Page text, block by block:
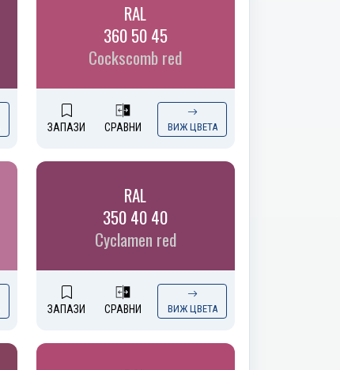
RAL
360 50 45
Cockscomb red
ЗАПАЗИ СРАВНИ ВИЖ ЦВЕТА
RAL
350 40 40
Cyclamen red
ЗАПАЗИ СРАВНИ ВИЖ ЦВЕТА